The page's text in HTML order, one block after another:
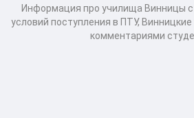
Информация про училища Винницы с
условий поступления в ПТУ,
комментариями